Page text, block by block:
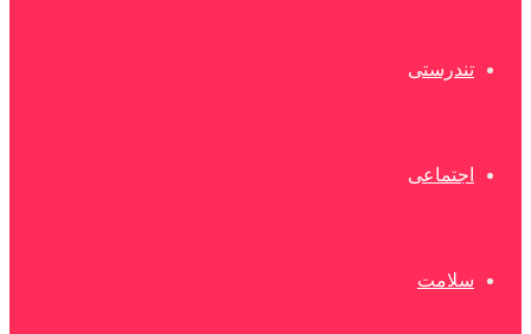
تندرستی
اجتماعی
سلامت